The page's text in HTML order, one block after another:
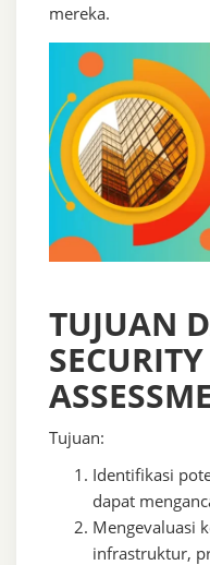
mereka.
TUJUAN
Tujuan:
Identifikasi
dapat
Mengevaluasi
infrastruktur,